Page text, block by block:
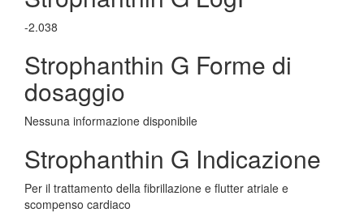
-2.038
Strophanthin G Forme di
dosaggio
Nessuna informazione disponibile
Strophanthin G Indicazione
Per il trattamento della fibrillazione e flutter atriale e
scompenso cardiaco